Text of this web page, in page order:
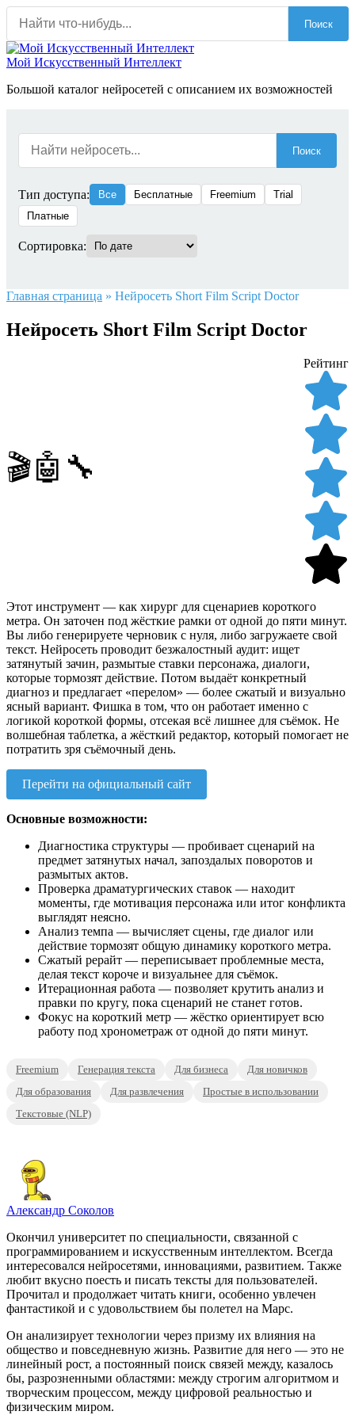
Перейти
содержанию
Поиск
Мой Искусственный Интеллект
Большой каталог нейросетей с описанием их возможностей
Поиск
Тип доступа: Все Бесплатные Freemium
Trial
Платные
Сортировка:
Главная страница » Нейросеть Short Film Script Doctor
Нейросеть Short Film Script Doctor
🎬🤖🔧
Рейтинг
Этот инструмент — как хирург для сценариев короткого
метра. Он заточен под жёсткие рамки от одной до пяти минут.
Вы либо генерируете черновик с нуля, либо загружаете свой
текст. Нейросеть проводит безжалостный аудит: ищет
затянутый зачин, размытые ставки персонажа, диалоги,
которые тормозят действие. Потом выдаёт конкретный
диагноз и предлагает «перелом» — более сжатый и визуально
ясный вариант. Фишка в том, что он работает именно с
логикой короткой формы, отсекая всё лишнее для съёмок. Не
волшебная таблетка, а жёсткий редактор, который помогает не
потратить зря съёмочный день.
Перейти на официальный сайт
Основные возможности:
Диагностика структуры — пробивает сценарий на
предмет затянутых начал, запоздалых поворотов и
размытых актов.
Проверка драматургических ставок — находит
моменты, где мотивация персонажа или итог конфликта
выглядят неясно.
Анализ темпа — вычисляет сцены, где диалог или
действие тормозят общую динамику короткого метра.
Сжатый рерайт — переписывает проблемные места,
делая текст короче и визуальнее для съёмок.
Итерационная работа — позволяет крутить анализ и
правки по кругу, пока сценарий не станет готов.
Фокус на короткий метр — жёстко ориентирует всю
работу под хронометраж от одной до пяти минут.
Freemium Генерация текста Для бизнеса
Для новичков
Для образования
Для развлечения
Простые в использовании
Текстовые (NLP)
Александр Соколов
Окончил университет по специальности, связанной с
программированием и искусственным интеллектом. Всегда
интересовался нейросетями, инновациями, развитием. Также
любит вкусно поесть и писать тексты для пользователей.
Прочитал и продолжает читать книги, особенно увлечен
фантастикой и с удовольствием бы полетел на Марс.
Он анализирует технологии через призму их влияния на
общество и повседневную жизнь. Развитие для него — это не
линейный рост, а постоянный поиск связей между, казалось
бы, разрозненными областями: между строгим алгоритмом и
творческим процессом, между цифровой реальностью и
физическим миром.